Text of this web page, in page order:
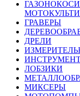
ГРАВЕРЫ
ДРЕЛИ
ЛОБЗИКИ
МИКСЕРЫ